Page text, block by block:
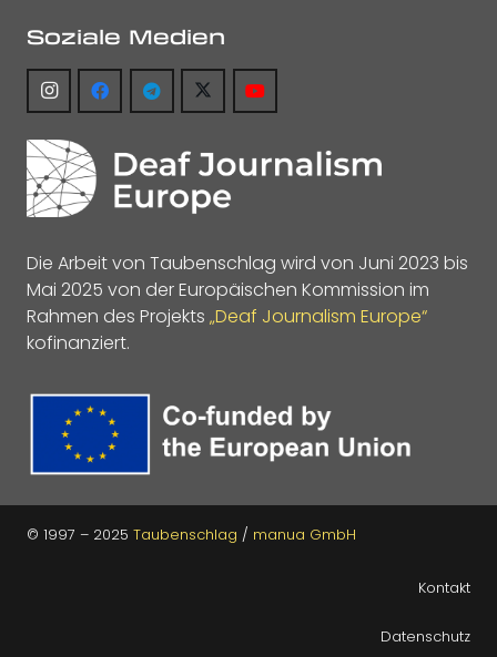
Soziale Medien
Die Arbeit von Taubenschlag wird von Juni 2023 bis
Mai 2025 von der Europäischen Kommission im
Rahmen des Projekts „Deaf Journalism Europe“
kofinanziert.
© 1997 – 2025 Taubenschlag / manua GmbH
Kontakt
Datenschutz